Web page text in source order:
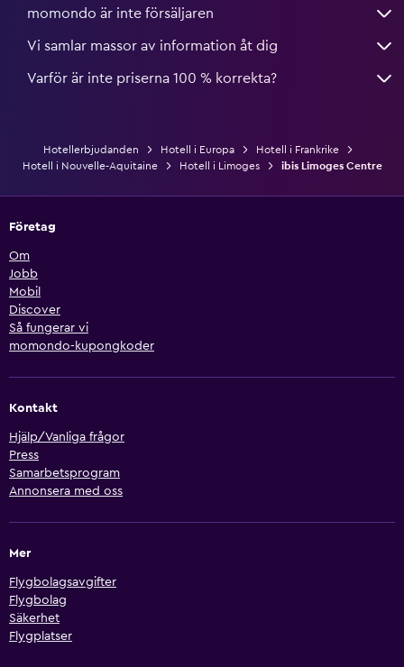
momondo är inte försäljaren
Vi samlar massor av information åt dig
Varför är inte priserna 100 % korrekta?
Hotellerbjudanden Hotell i Europa
Hotell i Frankrike
Hotell i Nouvelle-Aquitaine
Hotell i Limoges ibis Limoges Centre
Företag
Om
Jobb
Mobil
Discover
Så fungerar vi
momondo-kupongkoder
Kontakt
Hjälp/Vanliga frågor
Press
Samarbetsprogram
Annonsera med oss
Mer
Flygbolagsavgifter
Flygbolag
Säkerhet
Flygplatser